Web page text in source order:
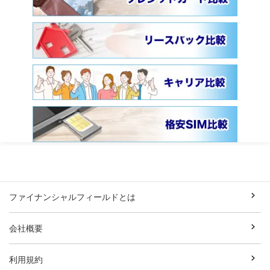
ファイナンシャルフィールドとは
会社概要
利用規約